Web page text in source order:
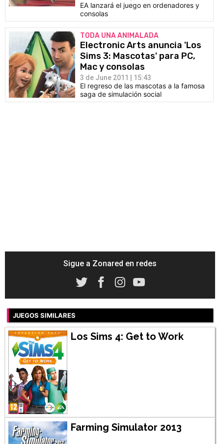
EA lanzará el juego en ordenadores y
consolas
TODA UNA ANIMALADA
Electronic Arts anuncia 'Los
Sims 3: Mascotas' para PC,
Mac y consolas
3 de June 2011 | 15:43
El regreso de las mascotas a la famosa
saga de simulación social
Sigue a Zonared en redes
JUEGOS SIMILARES
Los Sims 4: Get to Work
Farming Simulator 2013